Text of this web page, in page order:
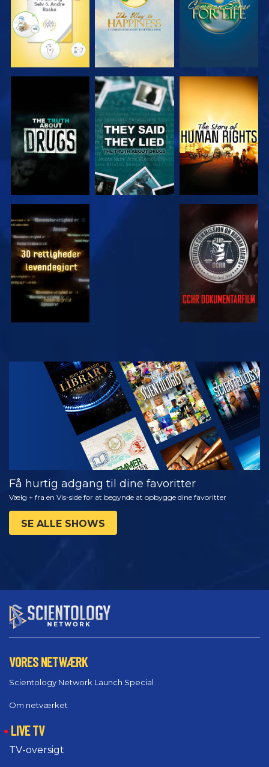
SE SE
SE SE
SE
UDFORSK
SERIEN
Få hurtig adgang til dine favoritter
Vælg + fra en Vis-side for at begynde at opbygge dine favoritter
SE ALLE SHOWS
VORES NETWÆRK
Scientology Network Launch Special
Om netværket
LIVE TV
TV-oversigt